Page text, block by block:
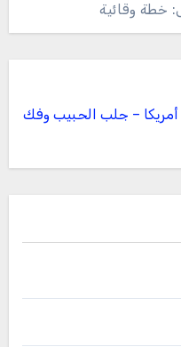
خطة وقائية
– جلب الحبيب وفك